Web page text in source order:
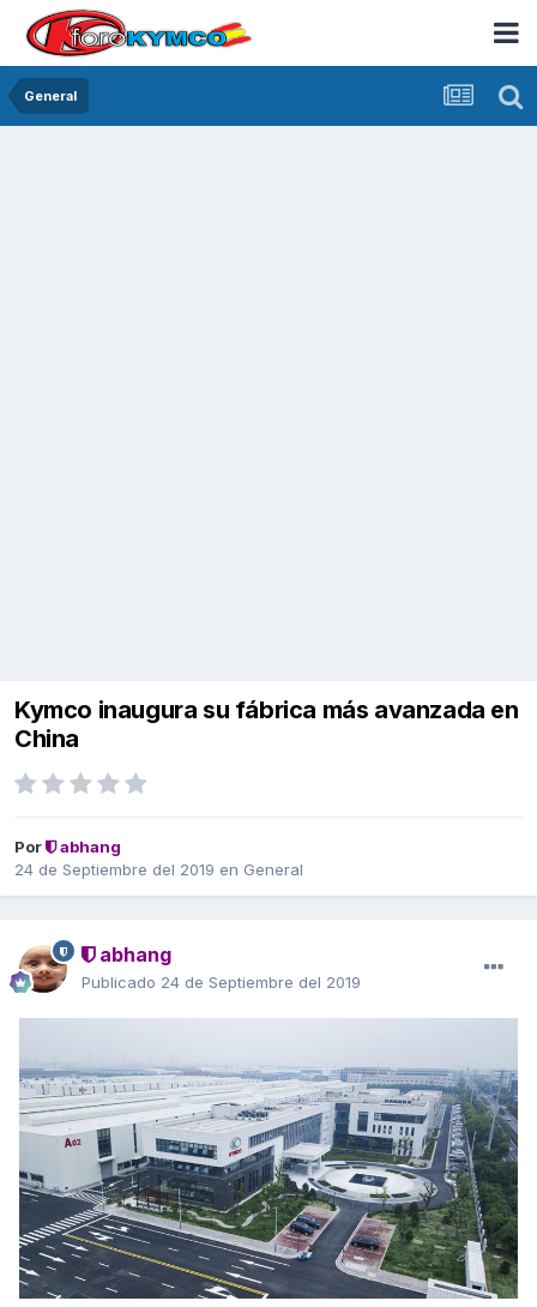
General
Kymco inaugura su fábrica más avanzada en
China
Por
abhang
24 de Septiembre del 2019 en General
abhang
Publicado 24 de Septiembre del 2019